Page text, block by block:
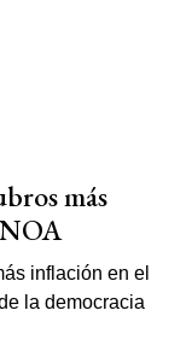
más